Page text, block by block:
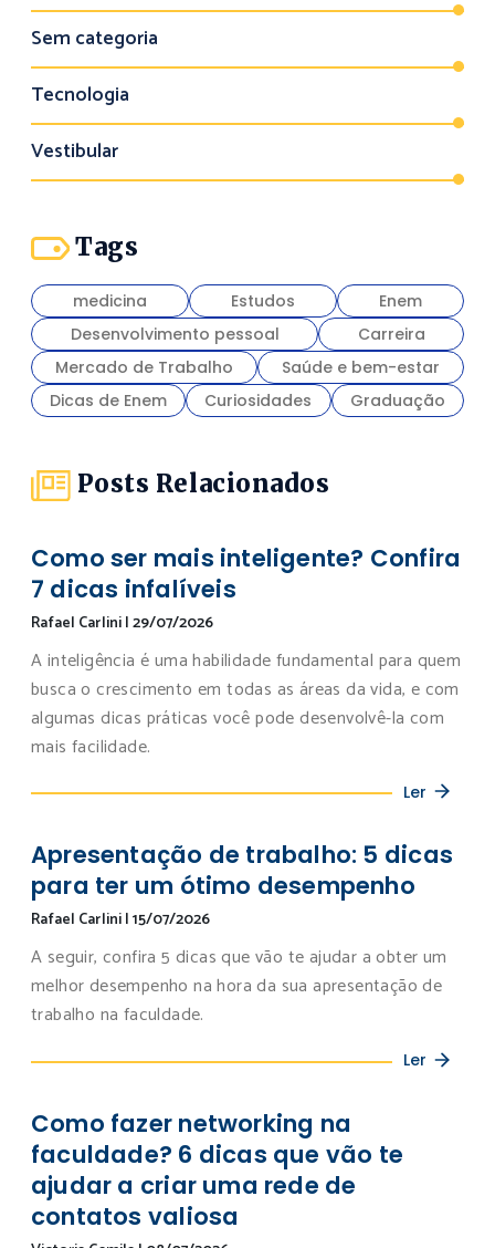
Sem categoria
Tecnologia
Vestibular
Tags
medicina Estudos
Enem
Desenvolvimento pessoal
Carreira
Mercado de Trabalho
Saúde e bem-estar
Dicas de Enem
Curiosidades Graduação
Posts Relacionados
Como ser mais inteligente? Confira
7 dicas infalíveis
Rafael Carlini|29/07/2026
A inteligência é uma habilidade fundamental para quem
busca o crescimento em todas as áreas da vida, e com
algumas dicas práticas você pode desenvolvê-la com
mais facilidade.
Ler
Apresentação de trabalho: 5 dicas
para ter um ótimo desempenho
Rafael Carlini|15/07/2026
A seguir, confira 5 dicas que vão te ajudar a obter um
melhor desempenho na hora da sua apresentação de
trabalho na faculdade.
Ler
Como fazer networking na
faculdade? 6 dicas que vão te
ajudar a criar uma rede de
contatos valiosa